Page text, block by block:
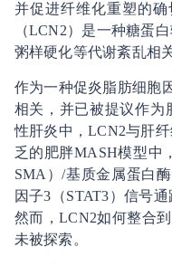
并促进纤维化重塑的
（LCN2）是一种糖蛋
粥样硬化等代谢紊乱相关
作为一种促炎脂肪细胞
相关，并已被提议作为
性肝炎中，LCN2与肝
乏的肥胖MASH模型中
SMA）/基质金属蛋白
因子3（STAT3）信号
然而，LCN2如何整合
未被探索。